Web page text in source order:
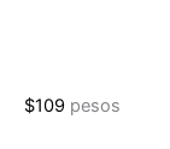
$109 pesos